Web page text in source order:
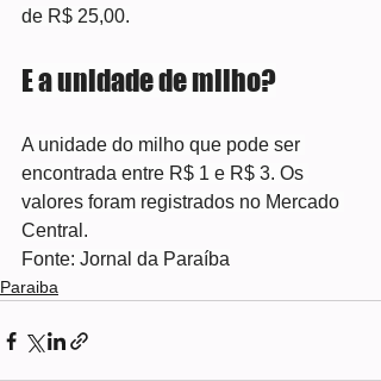
de R$ 25,00.
E a unidade de milho?
A unidade do milho que pode ser
encontrada entre R$ 1 e R$ 3. Os
valores foram registrados no Mercado
Central.
Fonte: Jornal da Paraíba
Paraiba